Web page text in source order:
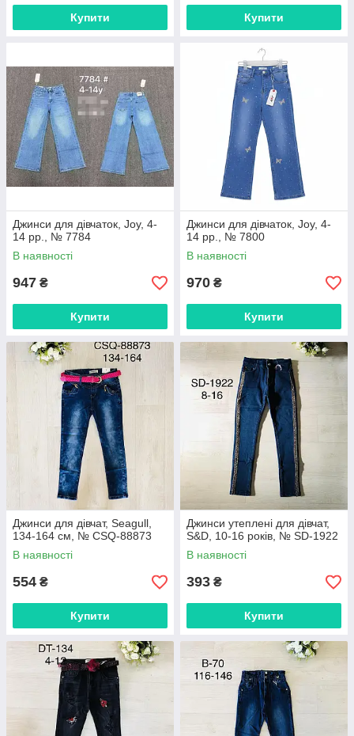
Купити Купити
Джинси для дівчаток, Joy, 4-
14 рр., № 7784
В наявності
947 ₴
Купити
Джинси для дівчаток, Joy, 4-
14 рр., № 7800
В наявності
970 ₴
Купити
Джинси для дівчат, Seagull,
134-164 см, № CSQ-88873
В наявності
554 ₴
Купити
Джинси утеплені для дівчат,
S&D, 10-16 років, № SD-1922
В наявності
393 ₴
Купити